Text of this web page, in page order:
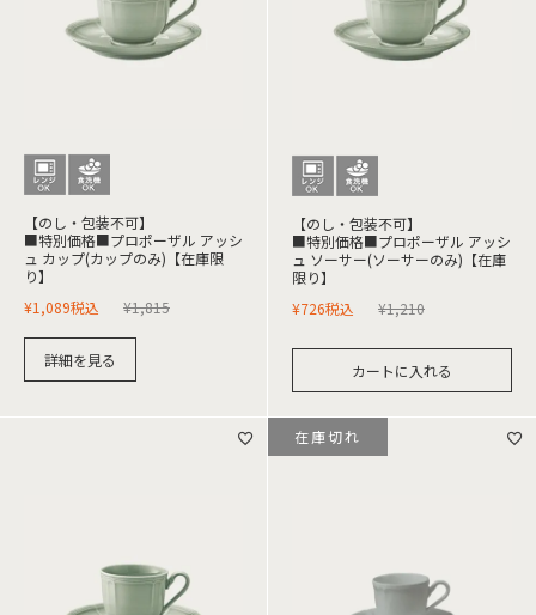
【のし・包装不可】
■特別価格■プロポーザル アッシ
ュ カップ(カップのみ)【在庫限
り】
¥1,815
¥1,089税込
詳細を見る
【のし・包装不可】
■特別価格■プロポーザル アッシ
ュ ソーサー(ソーサーのみ)【在庫
限り】
¥1,210
¥726税込
カートに入れる
在庫切れ